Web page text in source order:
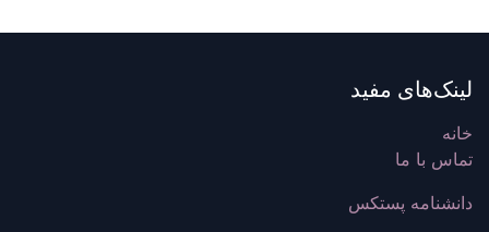
لینک‌های مفید
خانه
تماس با ما
دانشنامه پستکس